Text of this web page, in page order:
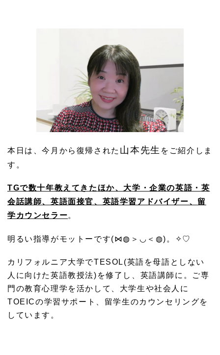
本日は、今月から復帰された 山本先生 をご紹介しま
す。
TGで数十年教えてきた ほか、大学・企業の英語・英
会話講師、 英語面接官、英語学習アドバイザー、留
学カウンセラー。
明るい指導がモットーです(⋈◍＞◡＜◍)。✧♡
カリフォルニア大学でTESOL(英語を母語としない
人に向けた英語教授法)を修了し、 英語講師に。ご専
門の教育心理学を活かして、 大学生や社会人に
TOEICの学習サポート、 留学生のカウンセリングを
しています。